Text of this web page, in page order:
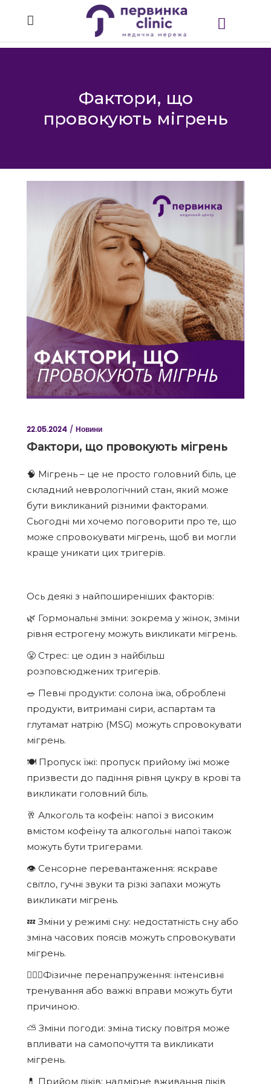
Фактори, що
провокують мігрень
22.05.2024 Новини
Фактори, що провокують мігрень
🧠 Мігрень – це не просто головний біль, це
складний неврологічний стан, який може
бути викликаний різними факторами.
Сьогодні ми хочемо поговорити про те, що
може спровокувати мігрень, щоб ви могли
краще уникати цих тригерів.
Ось деякі з найпоширеніших факторів:
🌿 Гормональні зміни: зокрема у жінок, зміни
рівня естрогену можуть викликати мігрень.
😤 Стрес: це один з найбільш
розповсюджених тригерів.
🥗 Певні продукти: солона їжа, оброблені
продукти, витримані сири, аспартам та
глутамат натрію (MSG) можуть спровокувати
мігрень.
🍽️ Пропуск їжі: пропуск прийому їжі може
призвести до падіння рівня цукру в крові та
викликати головний біль.
🥂 Алкоголь та кофеїн: напої з високим
вмістом кофеїну та алкогольні напої також
можуть бути тригерами.
👁️ Сенсорне перевантаження: яскраве
світло, гучні звуки та різкі запахи можуть
викликати мігрень.
💤 Зміни у режимі сну: недостатність сну або
зміна часових поясів можуть спровокувати
мігрень.
🏃🏻‍♀️Фізичне перенапруження: інтенсивні
тренування або важкі вправи можуть бути
причиною.
⛅ Зміни погоди: зміна тиску повітря може
впливати на самопочуття та викликати
мігрень.
💊 Прийом ліків: надмірне вживання ліків